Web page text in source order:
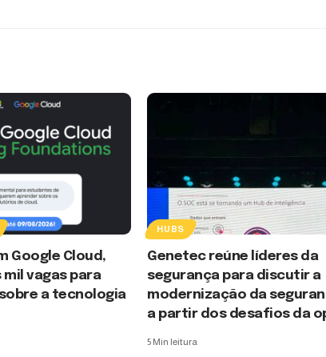
Google Cloud,
mil vagas para
a tecnologia
HUBS
Genetec reúne líderes da
segurança para discutir a
modernização da
a partir dos desafios da
5 Min leitura